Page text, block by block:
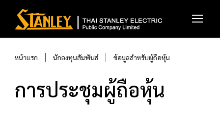
หน้าแรก นักลงทุนสัมพันธ์ ข้อมูลสำหรับผู้ถือหุ้น
การประชุมผู้ถือหุ้น